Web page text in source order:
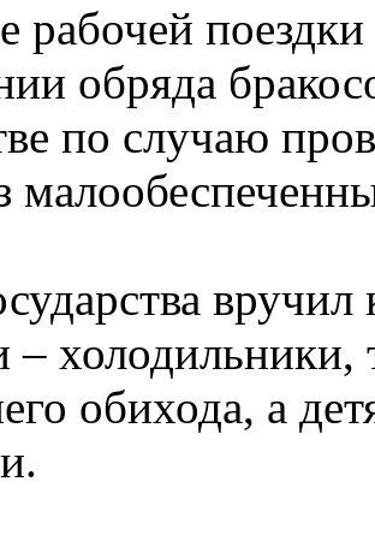
рабочей
обряда
по случаю
– холодильники,
обихода, а